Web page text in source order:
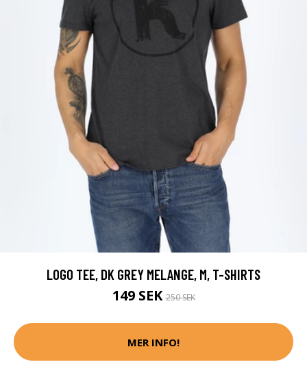
LOGO TEE, DK GREY MELANGE, M, T-SHIRTS
149 SEK250 SEK
MER INFO!